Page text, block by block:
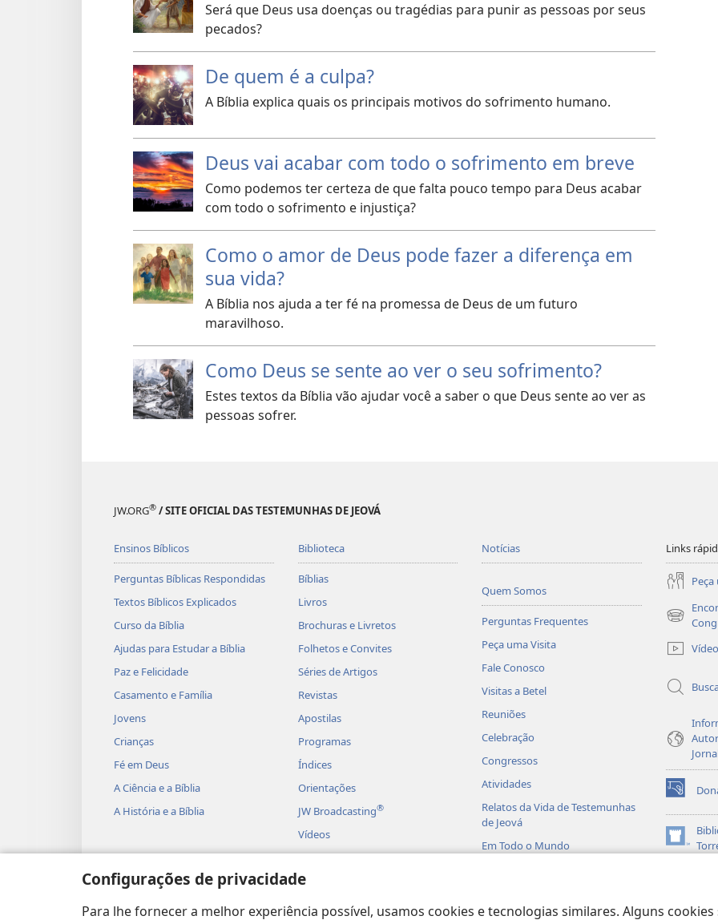
Configurações de privacidade
Para lhe fornecer a melhor experiência possível, usamos cookies e tecnologias similares. Alguns
Será que Deus usa doenças ou tragédias para punir as pessoas por seus
pecados?
De quem é a culpa?
A Bíblia explica quais os principais motivos do sofrimento humano.
Deus vai acabar com todo o sofrimento em breve
Como podemos ter certeza de que falta pouco tempo para Deus acabar
com todo o sofrimento e injustiça?
Como o amor de Deus pode fazer a diferença em
sua vida?
A Bíblia nos ajuda a ter fé na promessa de Deus de um futuro
maravilhoso.
Como Deus se sente ao ver o seu sofrimento?
Estes textos da Bíblia vão ajudar você a saber o que Deus sente ao ver as
pessoas sofrer.
JW.ORG® / SITE OFICIAL DAS TESTEMUNHAS DE JEOVÁ
Ensinos Bíblicos
Perguntas Bíblicas Respondidas
Textos Bíblicos Explicados
Curso da Bíblia
Ajudas para Estudar a Bíblia
Paz e Felicidade
Casamento e Família
Jovens
Crianças
Fé em Deus
A Ciência e a Bíblia
A História e a Bíblia
Biblioteca
Bíblias
Livros
Brochuras e Livretos
Folhetos e Convites
Séries de Artigos
Revistas
Apostilas
Programas
Índices
Orientações
JW Broadcasting®
Vídeos
Músicas
Peças Teatrais em Áudio
Leituras Bíblicas Dramatizadas
Notícias
Quem Somos
Perguntas Frequentes
Peça uma Visita
Fale Conosco
Visitas a Betel
Reuniões
Celebração
Congressos
Atividades
Relatos da Vida de Testemunhas
de Jeová
Em Todo o Mundo
Links
(abre
janela)
(abre
nova
janela)
(abre